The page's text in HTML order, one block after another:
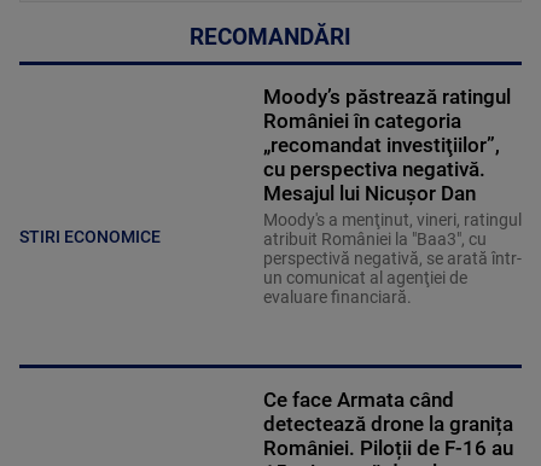
RECOMANDĂRI
STIRI ECONOMICE
Moody’s păstrează ratingul
României în categoria
„recomandat investiţiilor”,
cu perspectiva negativă.
Mesajul lui Nicușor Dan
Moody's a menţinut, vineri, ratingul
atribuit României la "Baa3", cu
perspectivă negativă, se arată într-
un comunicat al agenţiei de
evaluare financiară.
Ce face Armata când
detectează drone la granița
României. Piloții de F-16 au